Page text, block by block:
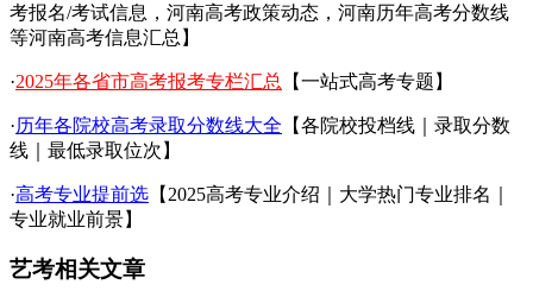
考报名/考试信息，河南高考政策动态，河南历年高考分数线
等河南高考信息汇总】
·2025年各省市高考报考专栏汇总 【一站式高考专题】
·历年各院校高考录取分数线大全 【各院校投档线｜录取分数
线｜最低录取位次】
·高考专业提前选 【2025高考专业介绍｜大学热门专业排名｜
专业就业前景】
艺考相关文章